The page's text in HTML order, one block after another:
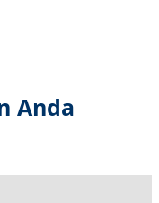
Anda